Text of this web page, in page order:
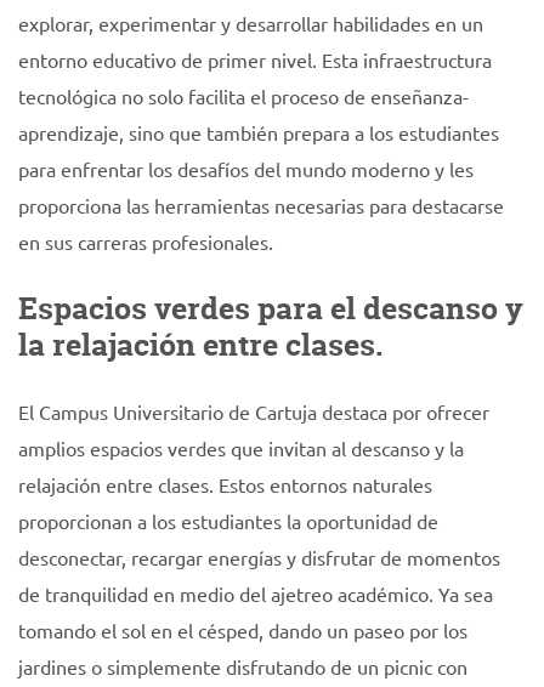
explorar, experimentar y desarrollar habilidades en un
entorno educativo de primer nivel. Esta infraestructura
tecnológica no solo facilita el proceso de enseñanza-
aprendizaje, sino que también prepara a los estudiantes
para enfrentar los desafíos del mundo moderno y les
proporciona las herramientas necesarias para destacarse
en sus carreras profesionales.
Espacios verdes para el descanso y
la relajación entre clases.
El Campus Universitario de Cartuja destaca por ofrecer
amplios espacios verdes que invitan al descanso y la
relajación entre clases. Estos entornos naturales
proporcionan a los estudiantes la oportunidad de
desconectar, recargar energías y disfrutar de momentos
de tranquilidad en medio del ajetreo académico. Ya sea
tomando el sol en el césped, dando un paseo por los
jardines o simplemente disfrutando de un picnic con